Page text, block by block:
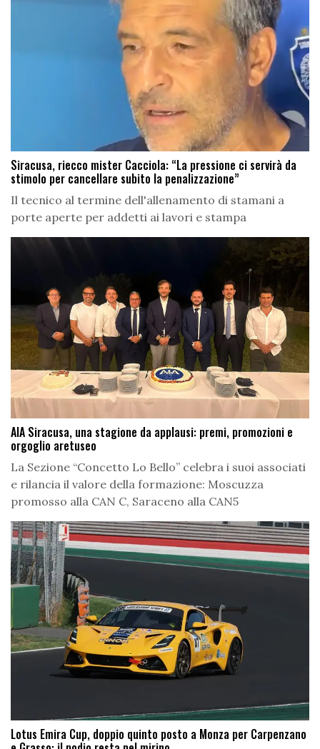
Siracusa, riecco mister Cacciola: “La pressione ci servirà da
stimolo per cancellare subito la penalizzazione”
Il tecnico al termine dell'allenamento di stamani a
porte aperte per addetti ai lavori e stampa
AIA Siracusa, una stagione da applausi: premi, promozioni e
orgoglio aretuseo
La Sezione “Concetto Lo Bello” celebra i suoi associati
e rilancia il valore della formazione: Moscuzza
promosso alla CAN C, Saraceno alla CAN5
Lotus Emira Cup, doppio quinto posto a Monza per Carpenzano